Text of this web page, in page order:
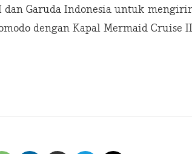
dan Garuda Indonesia untuk
dengan Kapal Mermaid Cruise